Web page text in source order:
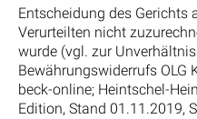
Entscheidung des Gerichts
Verurteilten nicht
wurde (vgl. zur
Bewährungswiderrufs OLG
beck-online; Heintschel-
Edition, Stand 01.11.2019,